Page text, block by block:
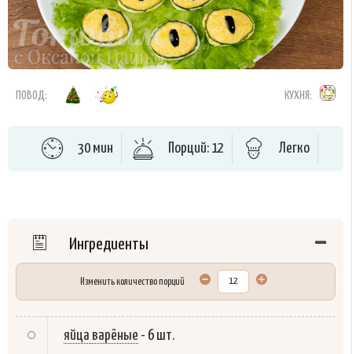
ПОВОД: КУХНЯ:
30 мин Порций: 12 Легко
Ингредиенты
Изменить количество порций
яйца варёные - 6 шт.